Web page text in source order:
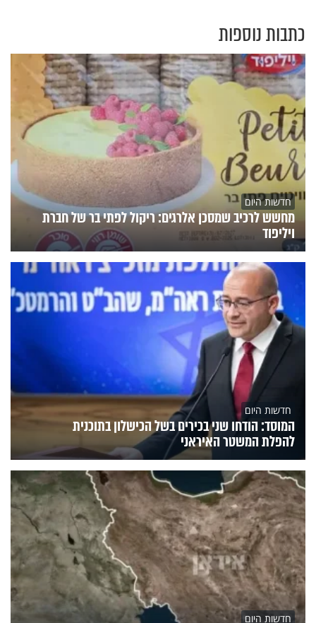
כתבות נוספות
חדשות היום
מחשש לרכיב שמסכן אלרגים: ריקול לפתי בר של חברת
ויליפוד
חדשות היום
המוסד: הודחו שני בכירים בשל הכישלון בתוכנית
להפלת המשטר האיראני
חדשות היום